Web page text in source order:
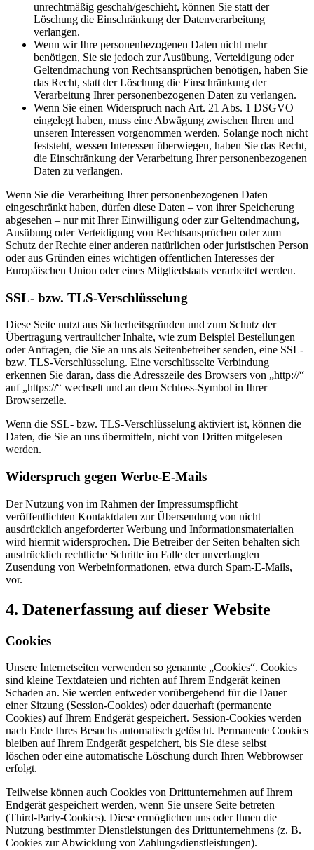
unrechtmäßig geschah/geschieht, können Sie statt der
Löschung die Einschränkung der Datenverarbeitung
verlangen.
Wenn wir Ihre personenbezogenen Daten nicht mehr
benötigen, Sie sie jedoch zur Ausübung, Verteidigung oder
Geltendmachung von Rechtsansprüchen benötigen, haben Sie
das Recht, statt der Löschung die Einschränkung der
Verarbeitung Ihrer personenbezogenen Daten zu verlangen.
Wenn Sie einen Widerspruch nach Art. 21 Abs. 1 DSGVO
eingelegt haben, muss eine Abwägung zwischen Ihren und
unseren Interessen vorgenommen werden. Solange noch nicht
feststeht, wessen Interessen überwiegen, haben Sie das Recht,
die Einschränkung der Verarbeitung Ihrer personenbezogenen
Daten zu verlangen.
Wenn Sie die Verarbeitung Ihrer personenbezogenen Daten
eingeschränkt haben, dürfen diese Daten – von ihrer Speicherung
abgesehen – nur mit Ihrer Einwilligung oder zur Geltendmachung,
Ausübung oder Verteidigung von Rechtsansprüchen oder zum
Schutz der Rechte einer anderen natürlichen oder juristischen Person
oder aus Gründen eines wichtigen öffentlichen Interesses der
Europäischen Union oder eines Mitgliedstaats verarbeitet werden.
SSL- bzw. TLS-Verschlüsselung
Diese Seite nutzt aus Sicherheitsgründen und zum Schutz der
Übertragung vertraulicher Inhalte, wie zum Beispiel Bestellungen
oder Anfragen, die Sie an uns als Seitenbetreiber senden, eine SSL-
bzw. TLS-Verschlüsselung. Eine verschlüsselte Verbindung
erkennen Sie daran, dass die Adresszeile des Browsers von „http://“
auf „https://“ wechselt und an dem Schloss-Symbol in Ihrer
Browserzeile.
Wenn die SSL- bzw. TLS-Verschlüsselung aktiviert ist, können die
Daten, die Sie an uns übermitteln, nicht von Dritten mitgelesen
werden.
Widerspruch gegen Werbe-E-Mails
Der Nutzung von im Rahmen der Impressumspflicht
veröffentlichten Kontaktdaten zur Übersendung von nicht
ausdrücklich angeforderter Werbung und Informationsmaterialien
wird hiermit widersprochen. Die Betreiber der Seiten behalten sich
ausdrücklich rechtliche Schritte im Falle der unverlangten
Zusendung von Werbeinformationen, etwa durch Spam-E-Mails,
vor.
4. Datenerfassung auf dieser Website
Cookies
Unsere Internetseiten verwenden so genannte „Cookies“. Cookies
sind kleine Textdateien und richten auf Ihrem Endgerät keinen
Schaden an. Sie werden entweder vorübergehend für die Dauer
einer Sitzung (Session-Cookies) oder dauerhaft (permanente
Cookies) auf Ihrem Endgerät gespeichert. Session-Cookies werden
nach Ende Ihres Besuchs automatisch gelöscht. Permanente Cookies
bleiben auf Ihrem Endgerät gespeichert, bis Sie diese selbst
löschen oder eine automatische Löschung durch Ihren Webbrowser
erfolgt.
Teilweise können auch Cookies von Drittunternehmen auf Ihrem
Endgerät gespeichert werden, wenn Sie unsere Seite betreten
(Third-Party-Cookies). Diese ermöglichen uns oder Ihnen die
Nutzung bestimmter Dienstleistungen des Drittunternehmens (z. B.
Cookies zur Abwicklung von Zahlungsdienstleistungen).